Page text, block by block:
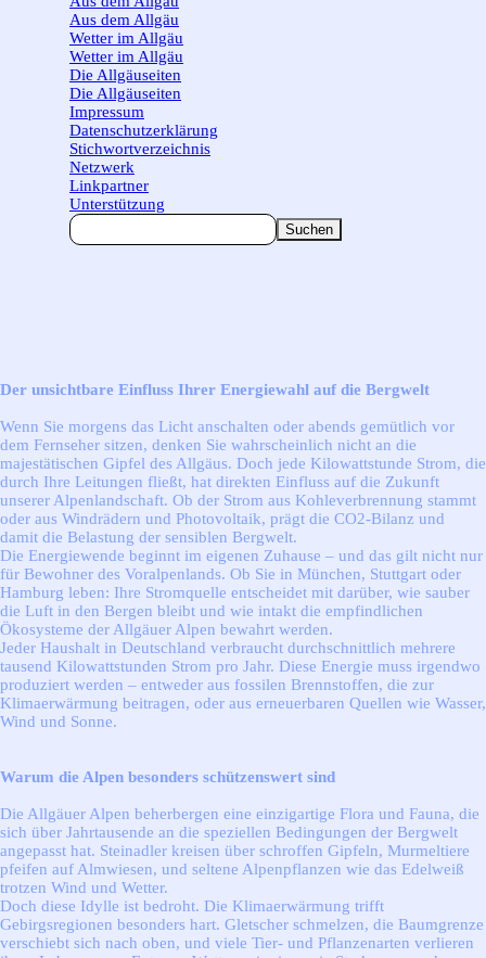
Aus dem Allgäu
Wetter im Allgäu
Wetter im Allgäu
Die Allgäuseiten
Die Allgäuseiten
Impressum
Datenschutzerklärung
Stichwortverzeichnis
Netzwerk
Linkpartner
Unterstützung
Suchen
Der unsichtbare Einfluss Ihrer Energiewahl auf die Bergwelt
Wenn Sie morgens das Licht anschalten oder abends gemütlich vor
dem Fernseher sitzen, denken Sie wahrscheinlich nicht an die
majestätischen Gipfel des Allgäus. Doch jede Kilowattstunde Strom, die
durch Ihre Leitungen fließt, hat direkten Einfluss auf die Zukunft
unserer Alpenlandschaft. Ob der Strom aus Kohleverbrennung stammt
oder aus Windrädern und Photovoltaik, prägt die CO2-Bilanz und
damit die Belastung der sensiblen Bergwelt.
Die Energiewende beginnt im eigenen Zuhause – und das gilt nicht nur
für Bewohner des Voralpenlands. Ob Sie in München, Stuttgart oder
Hamburg leben: Ihre Stromquelle entscheidet mit darüber, wie sauber
die Luft in den Bergen bleibt und wie intakt die empfindlichen
Ökosysteme der Allgäuer Alpen bewahrt werden.
Jeder Haushalt in Deutschland verbraucht durchschnittlich mehrere
tausend Kilowattstunden Strom pro Jahr. Diese Energie muss irgendwo
produziert werden – entweder aus fossilen Brennstoffen, die zur
Klimaerwärmung beitragen, oder aus erneuerbaren Quellen wie Wasser,
Wind und Sonne.
Warum die Alpen besonders schützenswert sind
Die Allgäuer Alpen beherbergen eine einzigartige Flora und Fauna, die
sich über Jahrtausende an die speziellen Bedingungen der Bergwelt
angepasst hat. Steinadler kreisen über schroffen Gipfeln, Murmeltiere
pfeifen auf Almwiesen, und seltene Alpenpflanzen wie das Edelweiß
trotzen Wind und Wetter.
Doch diese Idylle ist bedroht. Die Klimaerwärmung trifft
Gebirgsregionen besonders hart. Gletscher schmelzen, die Baumgrenze
verschiebt sich nach oben, und viele Tier- und Pflanzenarten verlieren